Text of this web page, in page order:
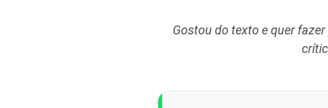
Gostou do texto e quer